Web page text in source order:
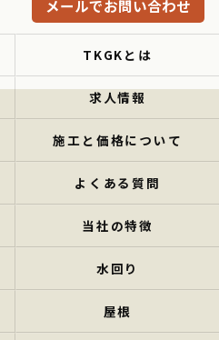
メールでお問い合わせ
TKGKとは
求人情報
施工と価格について
よくある質問
当社の特徴
水回り
屋根